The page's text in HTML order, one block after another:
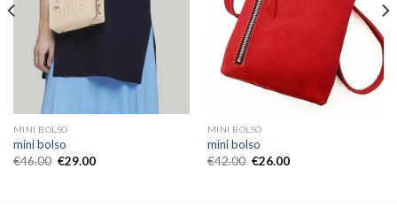
MINI BOLSO
mini bolso
€46.00 €29.00
MINI BOLSO
mini bolso
€42.00 €26.00